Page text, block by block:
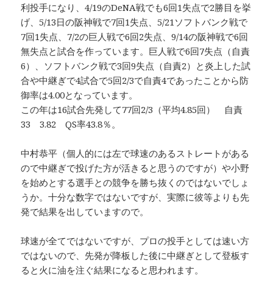
利投手になり、4/19のDeNA戦でも6回1失点で2勝目を挙
げ、5/13日の阪神戦で7回1失点、5/21ソフトバンク戦で
7回1失点、7/2の巨人戦で6回2失点、9/14の阪神戦で6回
無失点と試合を作っています。巨人戦で6回7失点（自責
6）、ソフトバンク戦で3回9失点（自責2）と炎上した試
合や中継ぎで4試合で5回2/3で自責4であったことから防
御率は4.00となっています。
この年は16試合先発して77回2/3（平均4.85回） 自責
33 3.82 QS率43.8％。
中村恭平（個人的には左で球速のあるストレートがある
ので中継ぎで投げた方が活きると思うのですが）や小野
を始めとする選手との競争を勝ち抜くのではないでしょ
うか。十分な数字ではないですが、実際に彼等よりも先
発で結果を出していますので。
球速が全てではないですが、プロの投手としては速い方
ではないので、先発が降板した後に中継ぎとして登板す
ると火に油を注ぐ結果になると思われます。